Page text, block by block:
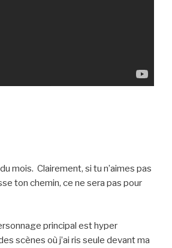
mois. Clairement, si tu n’aimes pas
ton chemin, ce ne sera pas pour
principal est hyper
scènes où j’ai ris seule devant ma